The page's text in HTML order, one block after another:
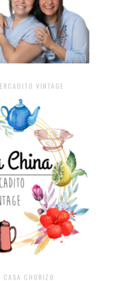
VINTAGE
CASA CHORIZO